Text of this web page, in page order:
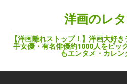
洋画のレ
【洋画離れストップ！】洋画大好
手女優・有名俳優約1000人をピッ
もエンタメ・カレン